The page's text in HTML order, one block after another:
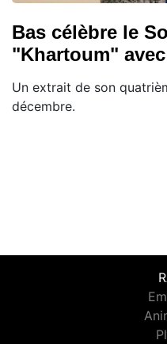
Bas célèbre le
"Khartoum"
Un extrait de son
décembre.